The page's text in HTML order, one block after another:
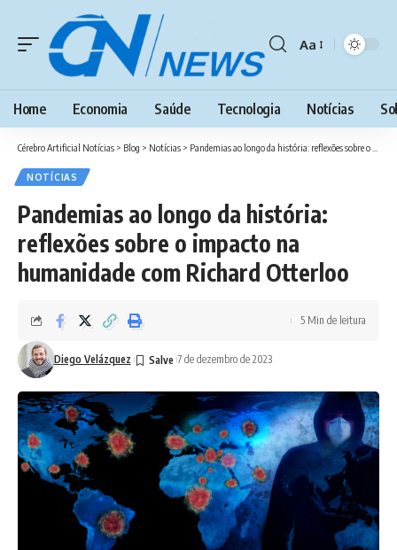
Font
Aa
Home Economia Saúde Tecnologia Notícias
Cérebro Artificial Notícias > Blog > Notícias > Pandemias ao longo da história: reflexões sobre o impacto na humanidade com Richard Otterloo
NOTÍCIAS
Pandemias ao longo da história:
reflexões sobre o impacto na
humanidade com Richard Otterloo
Diego Velázquez 7 de dezembro de 2023
5 Min de leitura